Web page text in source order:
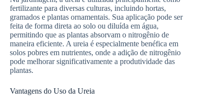
fertilizante para diversas culturas, incluindo hortas,
gramados e plantas ornamentais. Sua aplicação pode ser
feita de forma direta ao solo ou diluída em água,
permitindo que as plantas absorvam o nitrogênio de
maneira eficiente. A ureia é especialmente benéfica em
solos pobres em nutrientes, onde a adição de nitrogênio
pode melhorar significativamente a produtividade das
plantas.
Vantagens do Uso da Ureia